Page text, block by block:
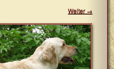
Weiter →